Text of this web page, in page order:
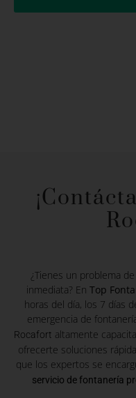
¿Tienes un problema
inmediata? En Top
horas del día, los 7 días
emergencia de
Rocafort altamente
ofrecerte soluciones
que los expertos se
servicio de fontanería